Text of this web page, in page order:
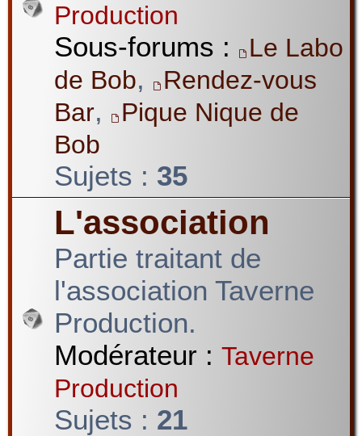
Production
Sous-forums :
Le Labo
de Bob,
Rendez-vous
Bar,
Pique Nique de
Bob
Sujets : 35
L'association
Partie traitant de
l'association Taverne
Production.
Modérateur : Taverne
Production
Sujets : 21